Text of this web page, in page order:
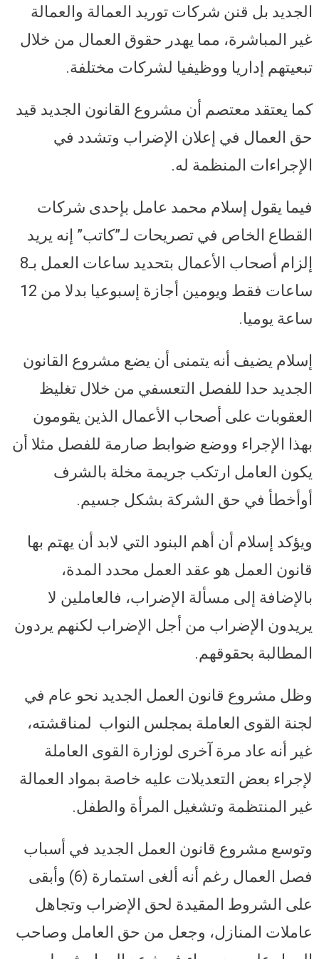
الجديد بل قنن شركات توريد العمالة والعمالة
غير المباشرة، مما يهدر حقوق العمال من خلال
تبعيتهم إداريا ووظيفيا لشركات مختلفة.
كما يعتقد معتصم أن مشروع القانون الجديد قيد
حق العمال في إعلان الإضراب وتشدد في
الإجراءات المنظمة له.
فيما يقول إسلام محمد عامل بإحدى شركات
القطاع الخاص في تصريحات لـ”كاتب” إنه يريد
إلزام أصحاب الأعمال بتحديد ساعات العمل بـ8
ساعات فقط ويومين أجازة إسبوعيا بدلا من 12
ساعة يوميا.
إسلام يضيف أنه يتمنى أن يضع مشروع القانون
الجديد حدا للفصل التعسفي من خلال تغليظ
العقوبات على أصحاب الأعمال الذين يقومون
بهذا الإجراء ووضع ضوابط صارمة للفصل مثلا أن
يكون العامل ارتكب جريمة مخلة بالشرف
أوأخطأ في حق الشركة بشكل جسيم.
ويؤكد إسلام أن أهم البنود التي لابد أن يهتم بها
قانون العمل هو عقد العمل محدد المدة،
بالإضافة إلى مسألة الإضراب، فالعاملين لا
يريدون الإضراب من أجل الإضراب لكنهم يردون
المطالبة بحقوقهم.
وظل مشروع قانون العمل الجديد نحو عام في
لجنة القوى العاملة بمجلس النواب لمناقشته،
غير أنه عاد مرة آخرى لوزارة القوى العاملة
لإجراء بعض التعديلات عليه خاصة بمواد العمالة
غير المنتظمة وتشغيل المرأة والطفل.
وتوسع مشروع قانون العمل الجديد في أسباب
فصل العمال رغم أنه ألغى استمارة (6) وأبقى
على الشروط المقيدة لحق الإضراب وتجاهل
عاملات المنازل، وجعل من حق العامل وصاحب